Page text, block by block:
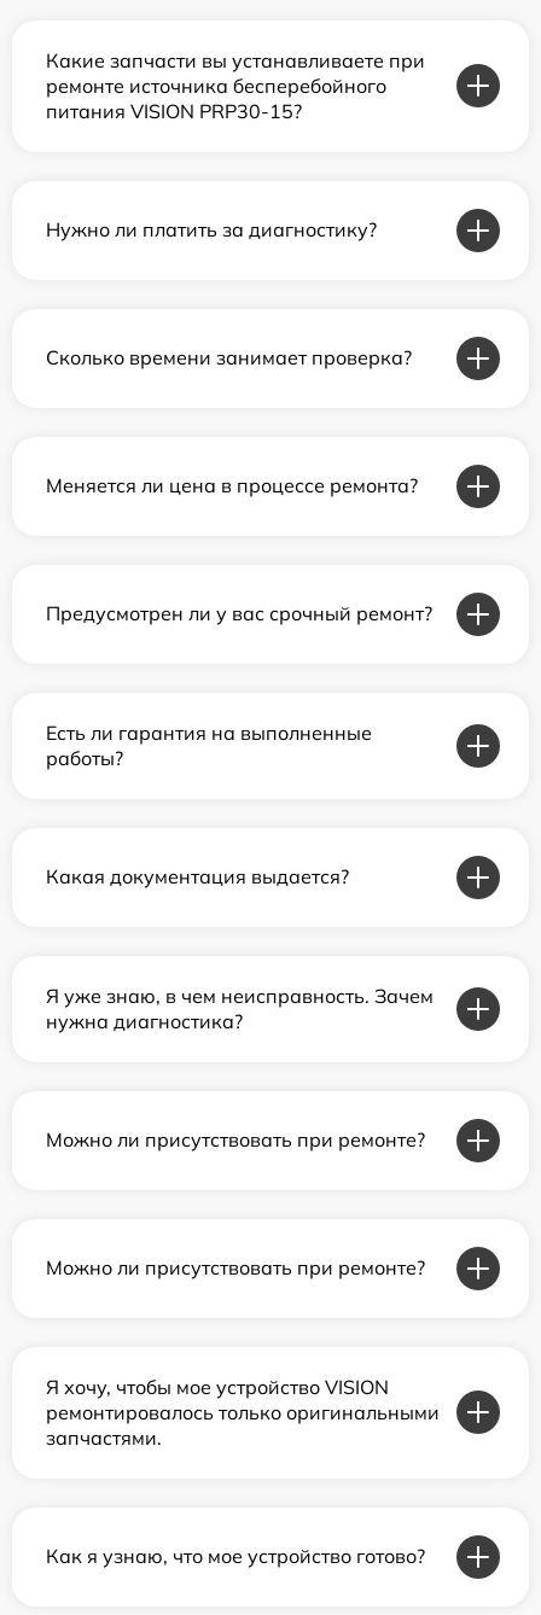
Какие запчасти вы устанавливаете при
ремонте источника бесперебойного
питания VISION PRP30-15?
Нужно ли платить за диагностику?
Сколько времени занимает проверка?
Меняется ли цена в процессе ремонта?
Предусмотрен ли у вас срочный ремонт?
Есть ли гарантия на выполненные
работы?
Какая документация выдается?
Я уже знаю, в чем неисправность. Зачем
нужна диагностика?
Можно ли присутствовать при ремонте?
Можно ли присутствовать при ремонте?
Я хочу, чтобы мое устройство VISION
ремонтировалось только оригинальными
запчастями.
Как я узнаю, что мое устройство готово?